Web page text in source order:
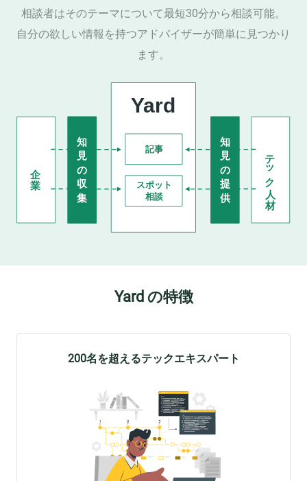
相談者はそのテーマについて最短30分から相談可能。
自分の欲しい情報を持つアドバイザーが簡単に見つかり
ます。
Yard の特徴
200名を超えるテックエキスパート